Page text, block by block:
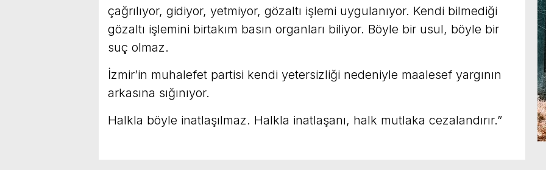
çağrılıyor, gidiyor, yetmiyor, gözaltı işlemi uygulanıyor. Kendi bilmediği
gözaltı işlemini birtakım basın organları biliyor. Böyle bir usul, böyle bir
suç olmaz.
İzmir’in muhalefet partisi kendi yetersizliği nedeniyle maalesef yargının
arkasına sığınıyor.
Halkla böyle inatlaşılmaz. Halkla inatlaşanı, halk mutlaka cezalandırır.”